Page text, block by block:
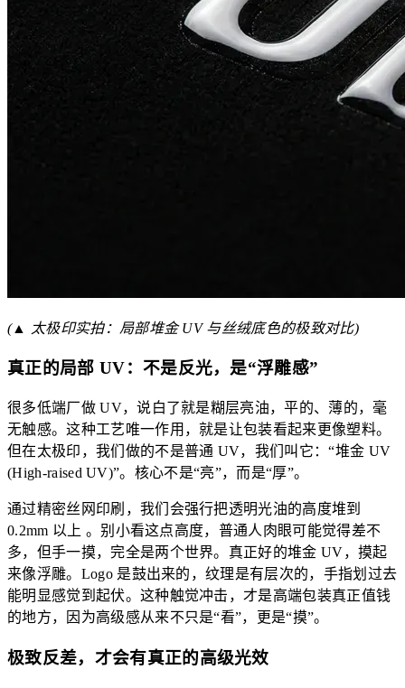
(▲ 太极印实拍：局部堆金 UV 与丝绒底色的极致对比)
真正的局部 UV：不是反光，是“浮雕感”
很多低端厂做 UV，说白了就是糊层亮油，平的、薄的，毫
无触感。这种工艺唯一作用，就是让包装看起来更像塑料。
但在太极印，我们做的不是普通 UV，我们叫它：“堆金 UV
(High-raised UV)”。核心不是“亮”，而是“厚”。
通过精密丝网印刷，我们会强行把透明光油的高度堆到
0.2mm 以上 。别小看这点高度，普通人肉眼可能觉得差不
多，但手一摸，完全是两个世界。真正好的堆金 UV，摸起
来像浮雕。Logo 是鼓出来的，纹理是有层次的，手指划过去
能明显感觉到起伏。这种触觉冲击，才是高端包装真正值钱
的地方，因为高级感从来不只是“看”，更是“摸”。
极致反差，才会有真正的高级光效